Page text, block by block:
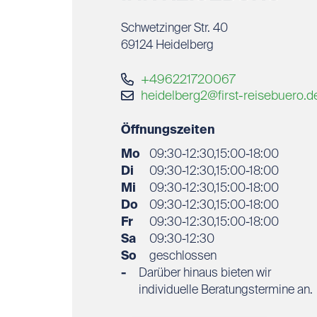
Schwetzinger Str. 40
69124 Heidelberg
+496221720067
heidelberg2@first-
Öffnungszeiten
Mo
09:30-12:30,15:00-18:00
Di
09:30-12:30,15:00-18:00
Mi
09:30-12:30,15:00-18:00
Do
09:30-12:30,15:00-18:00
Fr
09:30-12:30,15:00-18:00
Sa
09:30-12:30
So
geschlossen
-
Darüber hinaus bieten wir
individuelle Beratungstermine an.